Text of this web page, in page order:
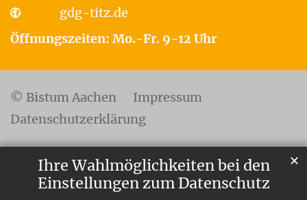
Ihre Wahlmöglichkeiten bei den
Einstellungen zum Datenschutz
✕
gdg-titz.de
Öffnungszeiten: Mo.-Fr. 9-12 Uhr
© Bistum Aachen
Impressum
Datenschutzerklärung